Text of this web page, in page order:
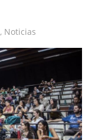
, Noticias